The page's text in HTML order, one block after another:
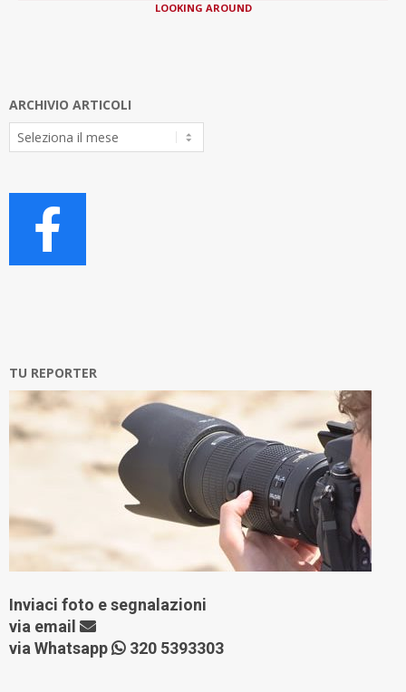
LOOKING AROUND
ARCHIVIO ARTICOLI
Archivio
Articoli
TU REPORTER
Inviaci foto e segnalazioni
via email
via Whatsapp
320 5393303